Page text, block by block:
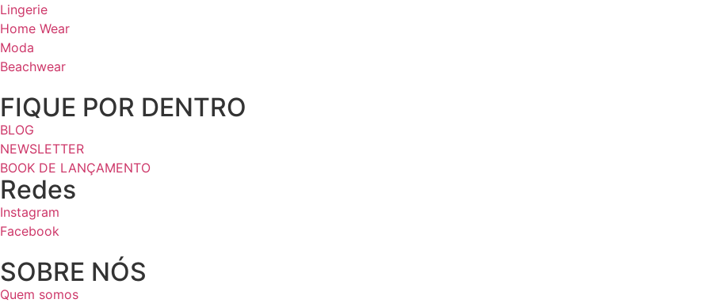
Lingerie
Home Wear
Moda
Beachwear
FIQUE POR DENTRO
BLOG
NEWSLETTER
BOOK DE LANÇAMENTO
Redes
Instagram
Facebook
SOBRE NÓS
Quem somos